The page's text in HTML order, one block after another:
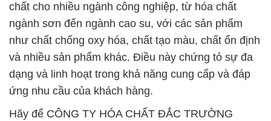
chất cho nhiều ngành công nghiệp, từ hóa chất
ngành sơn đến ngành cao su, với các sản phẩm
như chất chống oxy hóa, chất tạo màu, chất ổn định
và nhiều sản phẩm khác. Điều này chứng tỏ sự đa
dạng và linh hoạt trong khả năng cung cấp và đáp
ứng nhu cầu của khách hàng.
Hãy để CÔNG TY HÓA CHẤT ĐẮC TRƯỜNG